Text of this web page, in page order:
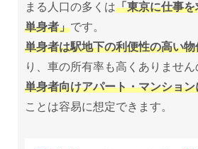
まる人口の多くは「東京に仕事
単身者」です。
単身者は駅地下の利便性の高い
り、車の所有率も高くありませ
単身者向けアパート・マンショ
ことは容易に想定できます。